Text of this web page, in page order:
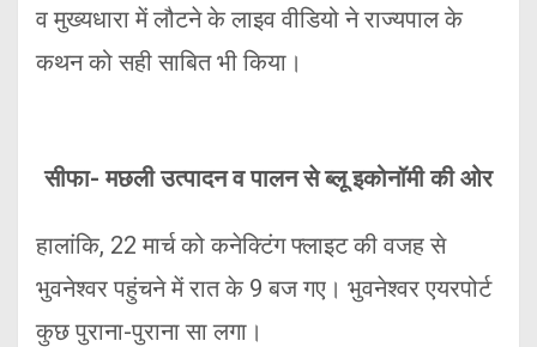
व मुख्यधारा में लौटने के लाइव वीडियो ने राज्यपाल के
कथन को सही साबित भी किया।
सीफा- मछली उत्पादन व पालन से ब्लू इकोनॉमी की ओर
हालांकि, 22 मार्च को कनेक्टिंग फ्लाइट की वजह से
भुवनेश्वर पहुंचने में रात के 9 बज गए। भुवनेश्वर एयरपोर्ट
कुछ पुराना-पुराना सा लगा।